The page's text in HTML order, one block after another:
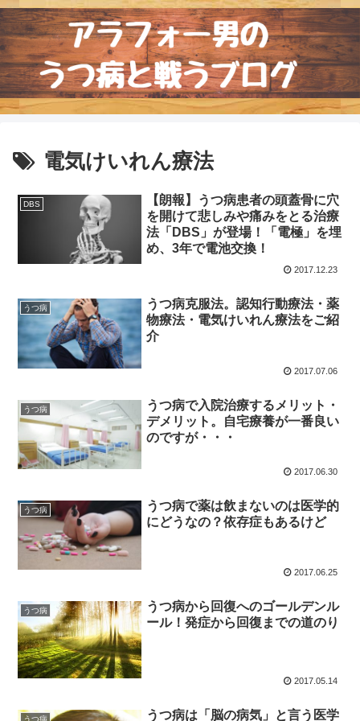
電気けいれん療法
DBS
【朗報】うつ病患者の頭蓋骨に穴
を開けて悲しみや痛みをとる治療
法「DBS」が登場！「電極」を埋
め、3年で電池交換！
2017.12.23
うつ病
うつ病克服法。認知行動療法・薬
物療法・電気けいれん療法をご紹
介
2017.07.06
うつ病
うつ病で入院治療するメリット・
デメリット。自宅療養が一番良い
のですが・・・
2017.06.30
うつ病
うつ病で薬は飲まないのは医学的
にどうなの？依存症もあるけど
2017.06.25
うつ病
うつ病から回復へのゴールデンル
ール！発症から回復までの道のり
2017.05.14
うつ病 うつ病は「脳の病気」と言う医学